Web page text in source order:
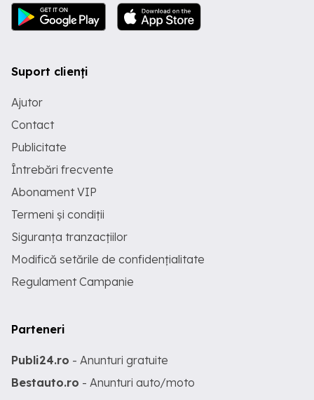
Suport clienți
Ajutor
Contact
Publicitate
Întrebări frecvente
Abonament VIP
Termeni și condiții
Siguranța tranzacțiilor
Modifică setările de confidențialitate
Regulament Campanie
Parteneri
Publi24.ro - Anunturi gratuite
Bestauto.ro - Anunturi auto/moto